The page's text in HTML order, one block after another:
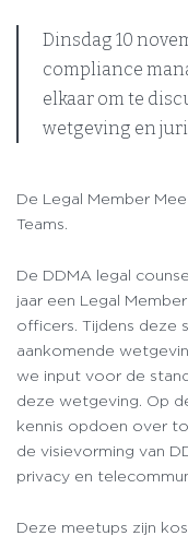
Dinsdag 10
compliance
elkaar om te
wetgeving en
De Legal Member
Teams.
De DDMA legal
jaar een Legal
officers. Tijdens deze
aankomende
we input voor de
deze wetgeving. Op
kennis opdoen over
de visievorming van
privacy en
Deze meetups zijn